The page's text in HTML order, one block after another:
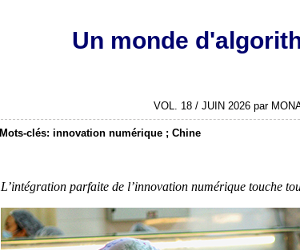
Un monde
VOL. 18 / JUIN 2026 par
Mots-clés: innovation numérique ; Chine
L’intégration parfaite de l’innovation numérique touche